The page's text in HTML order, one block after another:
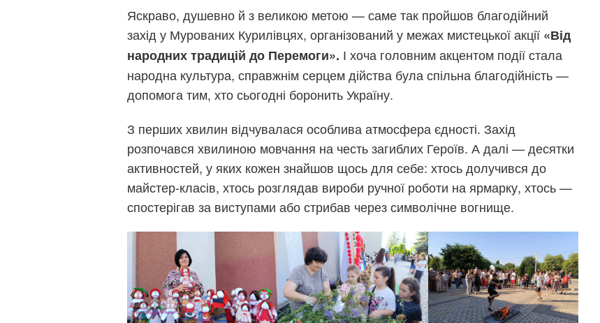
Яскраво, душевно й з великою метою — саме так пройшов благодійний
захід у Мурованих Курилівцях, організований у межах мистецької акції «Від
народних традицій до Перемоги». І хоча головним акцентом події стала
народна культура, справжнім серцем дійства була спільна благодійність —
допомога тим, хто сьогодні боронить Україну.
З перших хвилин відчувалася особлива атмосфера єдності. Захід
розпочався хвилиною мовчання на честь загиблих Героїв. А далі — десятки
активностей, у яких кожен знайшов щось для себе: хтось долучився до
майстер-класів, хтось розглядав вироби ручної роботи на ярмарку, хтось —
спостерігав за виступами або стрибав через символічне вогнище.